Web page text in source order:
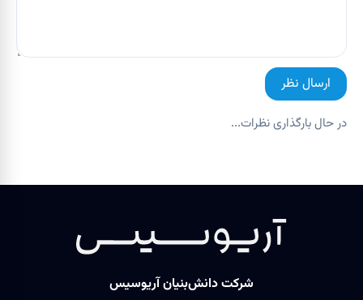
ارسال نظر
در حال بارگذاری نظرات...
شرکت دانش‌بنیان آریوسیس